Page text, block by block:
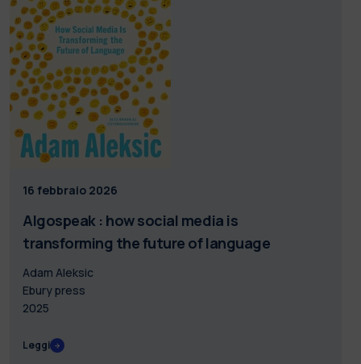
16 febbraio 2026
Algospeak : how social media is
transforming the future of language
Adam Aleksic
Ebury press
2025
Leggi